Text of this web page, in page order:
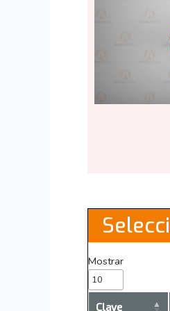
Mostrar
Clave